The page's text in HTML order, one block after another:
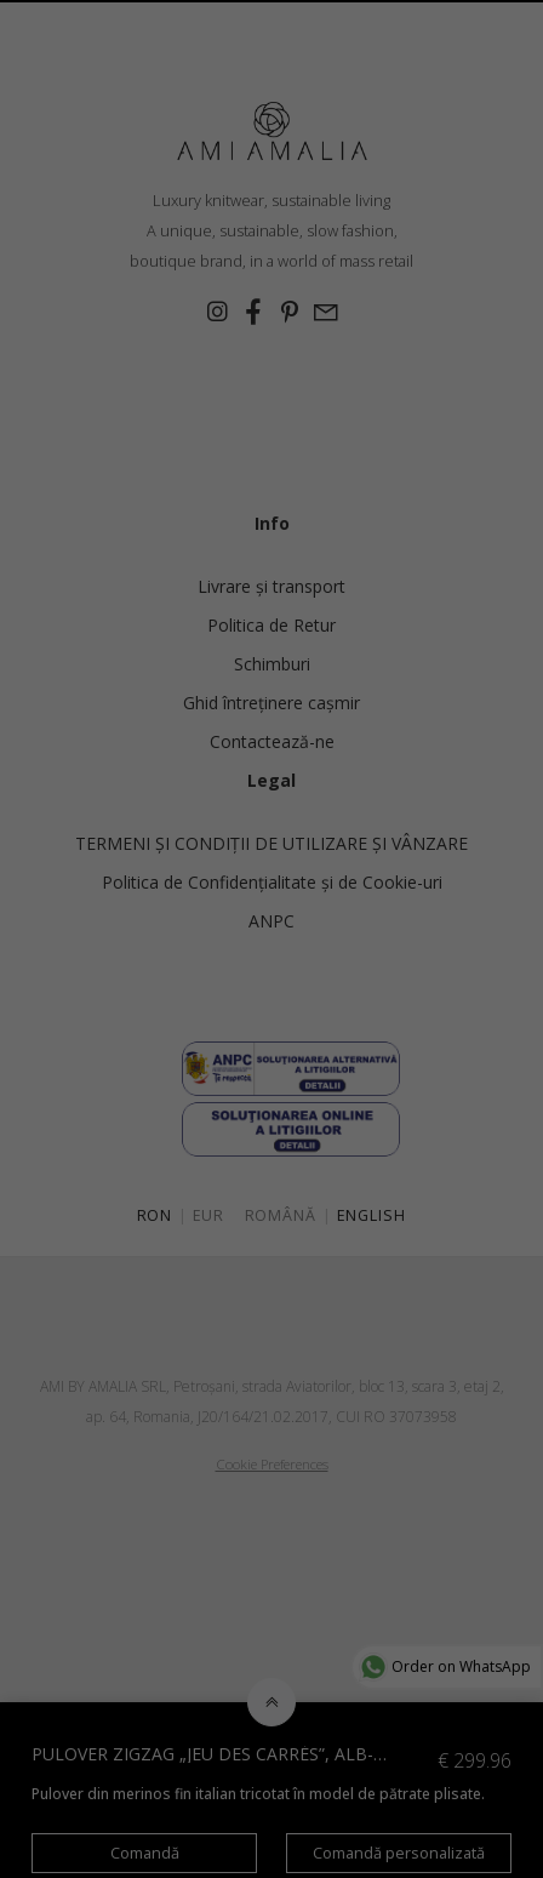
PULOVER ZIGZAG „JEU DES CARRÉS”, ALB-NEGRU € 299.96
Pulover din merinos fin italian tricotat în model de pătrate plisate.
Comandă Comandă personalizată
Luxury knitwear, sustainable living
A unique, sustainable, slow fashion,
boutique brand, in a world of mass retail
Info
Livrare și transport
Politica de Retur
Schimburi
Ghid întreținere cașmir
Contactează-ne
Legal
TERMENI ȘI CONDIȚII DE UTILIZARE ȘI VÂNZARE
Politica de Confidențialitate și de Cookie-uri
ANPC
RON EUR ROMÂNĂ ENGLISH
AMI BY AMALIA SRL, Petroşani, strada Aviatorilor, bloc 13, scara 3, etaj 2,
ap. 64, Romania, J20/164/21.02.2017, CUI RO 37073958
Cookie Preferences
Order on WhatsApp